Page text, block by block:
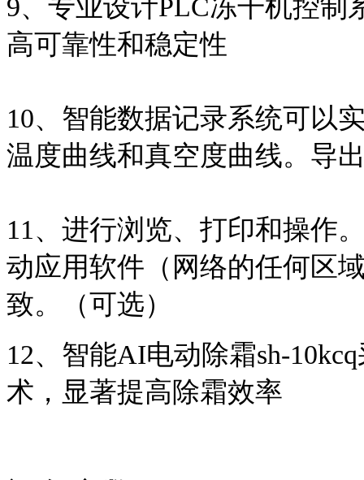
9、 专业设计PLC冻干机控制
高可靠性和稳定性
10、智能数据记录系统可以
温度曲线和真空度曲线。导
11、进行浏览、打印和操作
动应用软件（网络的任何区
致。（可选）
12、智能AI电动除霜sh-
术，显著提高除霜效率